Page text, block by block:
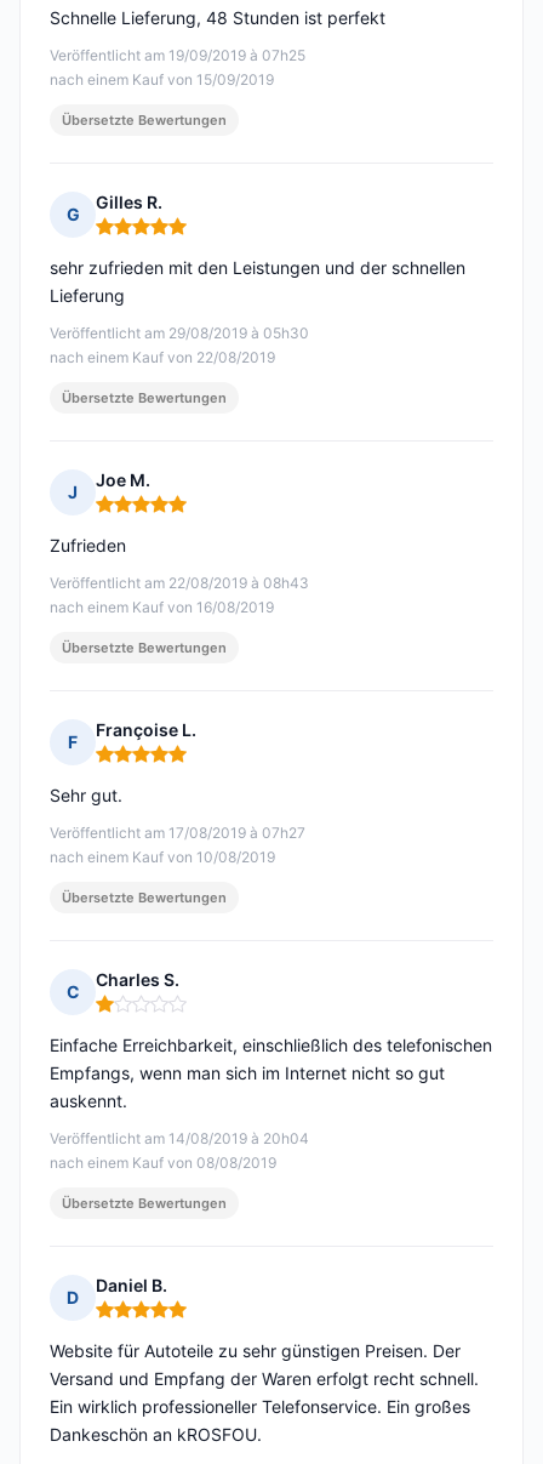
Veröffentlicht am 19/09/2019 à 07h25
nach einem Kauf von 15/09/2019
Schnelle Lieferung, 48 Stunden ist perfekt
Übersetzte Bewertungen
G
Gilles R.
Hinweis: 5 von 5
Veröffentlicht am 29/08/2019 à 05h30
nach einem Kauf von 22/08/2019
sehr zufrieden mit den Leistungen und der schnellen
Lieferung
Übersetzte Bewertungen
J
Joe M.
Hinweis: 5 von 5
Veröffentlicht am 22/08/2019 à 08h43
nach einem Kauf von 16/08/2019
Zufrieden
Übersetzte Bewertungen
F
Françoise L.
Hinweis: 5 von 5
Veröffentlicht am 17/08/2019 à 07h27
nach einem Kauf von 10/08/2019
Sehr gut.
Übersetzte Bewertungen
C
Charles S.
Hinweis: 1 von 5
Veröffentlicht am 14/08/2019 à 20h04
nach einem Kauf von 08/08/2019
Einfache Erreichbarkeit, einschließlich des telefonischen
Empfangs, wenn man sich im Internet nicht so gut
auskennt.
Übersetzte Bewertungen
D
Daniel B.
Hinweis: 5 von 5
Website für Autoteile zu sehr günstigen Preisen. Der
Versand und Empfang der Waren erfolgt recht schnell.
Ein wirklich professioneller Telefonservice. Ein großes
Dankeschön an kROSFOU.